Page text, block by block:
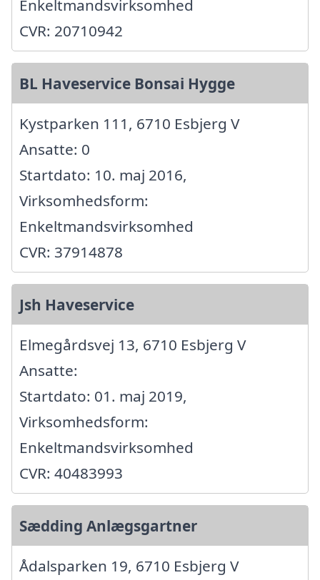
Enkeltmandsvirksomhed
CVR: 20710942
BL Haveservice Bonsai Hygge
Kystparken 111, 6710 Esbjerg V
Ansatte: 0
Startdato: 10. maj 2016,
Virksomhedsform:
Enkeltmandsvirksomhed
CVR: 37914878
Jsh Haveservice
Elmegårdsvej 13, 6710 Esbjerg V
Ansatte:
Startdato: 01. maj 2019,
Virksomhedsform:
Enkeltmandsvirksomhed
CVR: 40483993
Sædding Anlægsgartner
Ådalsparken 19, 6710 Esbjerg V